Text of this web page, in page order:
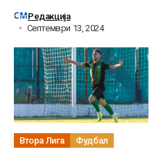
Редакција
Септември 13, 2024
Втора Лига Фудбал